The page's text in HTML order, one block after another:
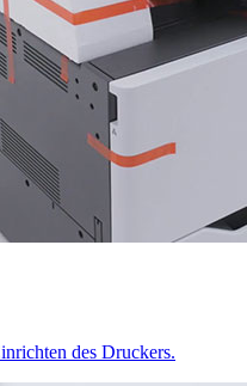
des Druckers.